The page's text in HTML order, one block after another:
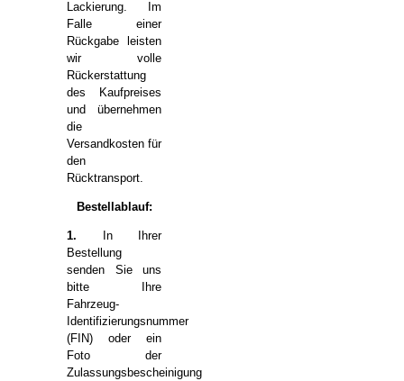
Lackierung. Im
Falle einer
Rückgabe leisten
wir volle
Rückerstattung
des Kaufpreises
und übernehmen
die
Versandkosten für
den
Rücktransport.
Bestellablauf:
1. In Ihrer
Bestellung
senden Sie uns
bitte Ihre
Fahrzeug-
Identifizierungsnummer
(FIN) oder ein
Foto der
Zulassungsbescheinigung